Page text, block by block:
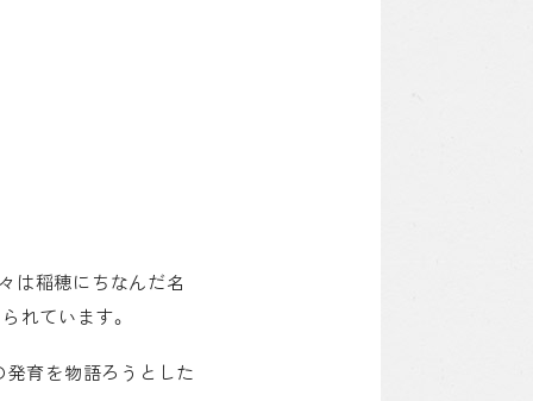
は稲穂にちなんだ名
れています。
発育を物語ろうとした